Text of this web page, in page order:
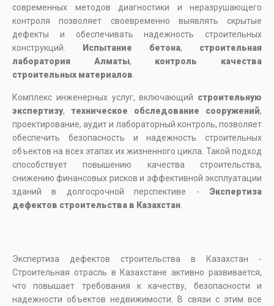
современных методов диагностики и неразрушающего
контроля позволяет своевременно выявлять скрытые
дефекты и обеспечивать надежность строительных
конструкций.
Испытание бетона, строительная
лаборатория Алматы, контроль качества
строительных материалов
Комплекс инженерных услуг, включающий строительную
экспертизу, техническое обследование сооружений,
проектирование, аудит и лабораторный контроль, позволяет
обеспечить безопасность и надежность строительных
объектов на всех этапах их жизненного цикла. Такой подход
способствует повышению качества строительства,
снижению финансовых рисков и эффективной эксплуатации
зданий в долгосрочной перспективе - Экспертиза
дефектов строительства в Казахстан
Экспертиза дефектов строительства в Казахстан -
Строительная отрасль в Казахстане активно развивается,
что повышает требования к качеству, безопасности и
надежности объектов недвижимости. В связи с этим все